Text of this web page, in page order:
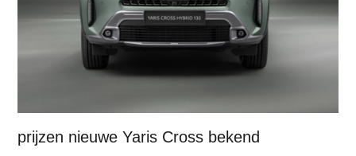
prijzen nieuwe Yaris Cross bekend